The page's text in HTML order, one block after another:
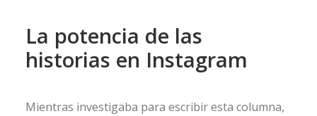
La potencia de las
historias en Instagram
Mientras investigaba para escribir esta columna,